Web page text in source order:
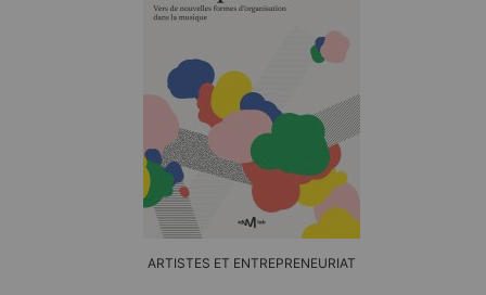
ARTISTES ET ENTREPRENEURIAT